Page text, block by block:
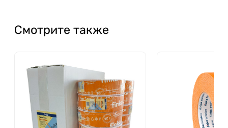
6 месяцев), она незаменима при проведении
Преимущества
Оптимальное соотношение прочности и
растяжения
Адгезионная устойчивость к большинству
Смотрите также